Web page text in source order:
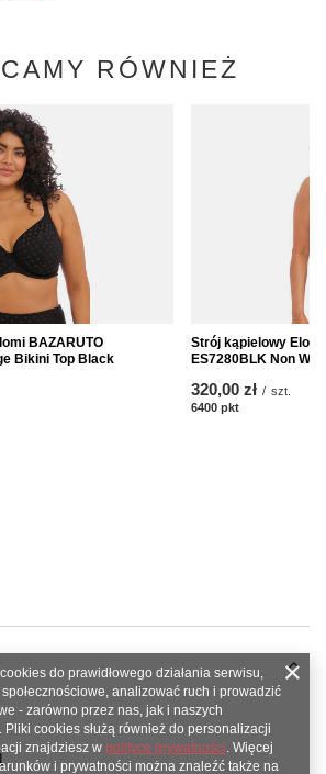
RÓWNIEŻ
BAZARUTO
Bikini Top Black
Strój kąpielowy
ES7280BLK Non
320,00 zł / szt.
6400 pkt
do prawidłowego działania serwisu,
analizować ruch i prowadzić
- zarówno przez nas, jak i naszych
Pliki cookies służą również do personalizacji
znajdziesz w polityce prywatności. Więcej
i prywatności można znaleźć także na